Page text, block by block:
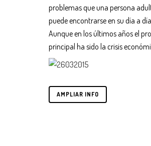
problemas que una persona
puede encontrarse en su día a día.
Aunque en los últimos años el
principal ha sido la crisis
AMPLIAR INFO